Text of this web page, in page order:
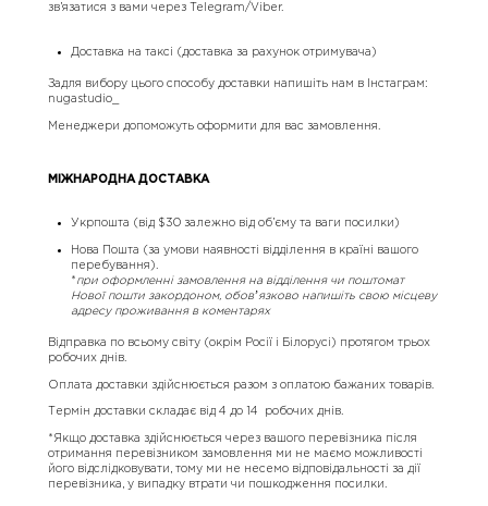
зв’язатися з вами через Telegram/Viber.
Доставка на таксі (доставка за рахунок отримувача)
Задля вибору цього способу доставки напишіть нам в Інстаграм:
nugastudio_
Менеджери допоможуть оформити для вас замовлення.
МІЖНАРОДНА ДОСТАВКА
Укрпошта (від $30 залежно від об’єму та ваги посилки)
Нова Пошта (за умови наявності відділення в країні вашого
перебування).
* при оформленні замовлення на відділення чи поштомат
Нової пошти закордоном, обовʼязково напишіть свою місцеву
адресу проживання в коментарях
Відправка по всьому світу (окрім Росії і Білорусі) протягом трьох
робочих днів.
Оплата доставки здійснюється разом з оплатою бажаних товарів.
Термін доставки складає від 4 до 14 робочих днів.
*Якщо доставка здійснюється через вашого перевізника після
отримання перевізником замовлення ми не маємо можливості
його відслідковувати, тому ми не несемо відповідальності за дії
перевізника, у випадку втрати чи пошкодження посилки.